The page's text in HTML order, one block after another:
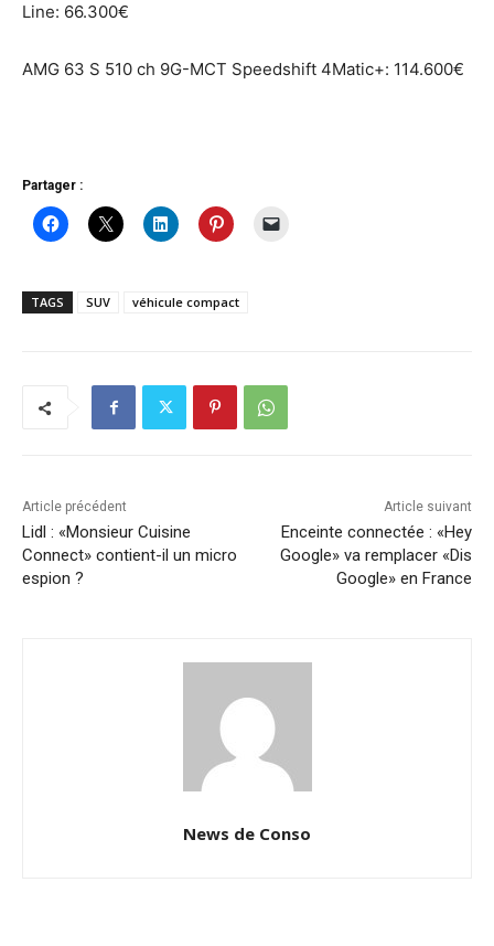
Line: 66.300€
AMG 63 S 510 ch 9G-MCT Speedshift 4Matic+: 114.600€
Partager :
TAGS SUV véhicule compact
Article précédent
Lidl : «Monsieur Cuisine
Connect» contient-il un micro
espion ?
Article suivant
Enceinte connectée : «Hey
Google» va remplacer «Dis
Google» en France
News de Conso